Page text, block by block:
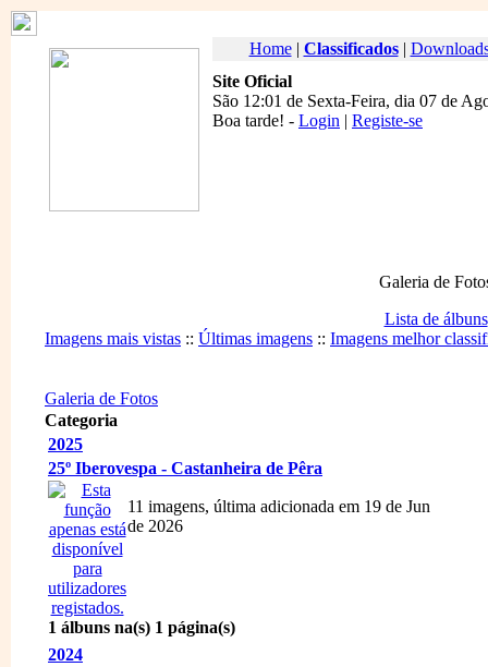
Home| Classificados|
Site Oficial
São 12:01 de Sexta-Feira, dia 07 de
Boa tarde! - Login | Registe-se
Galeria de
Lista de álbuns
Imagens mais vistas :: Últimas imagens :: Imagens melhor
Galeria de Fotos
Categoria
2025
25º Iberovespa - Castanheira de Pêra
11 imagens, última adicionada em 19 de Jun
de 2026
1 álbuns na(s) 1 página(s)
2024